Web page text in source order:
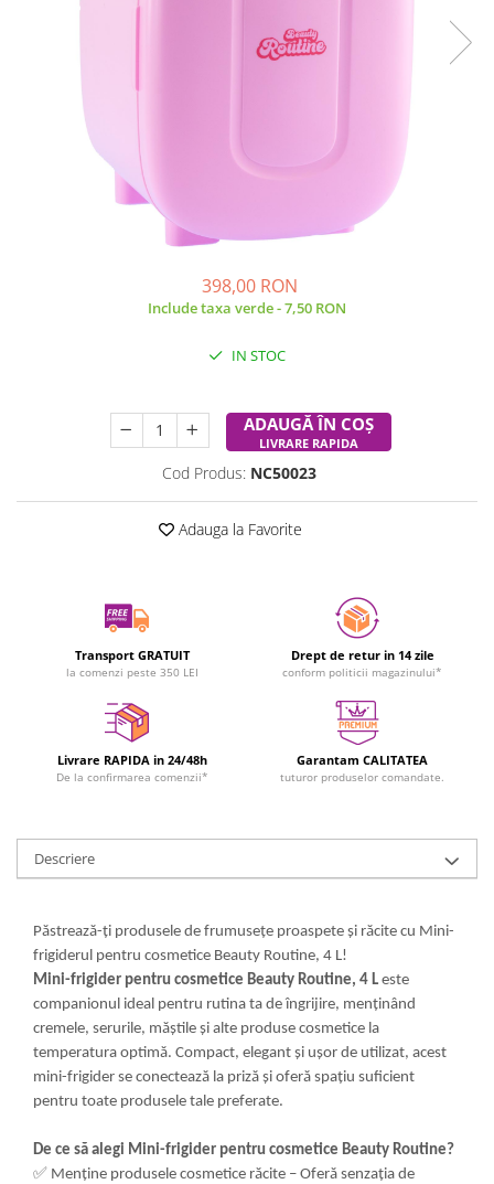
398,00 RON
Include taxa verde - 7,50 RON
IN STOC
ADAUGĂ ÎN COȘ
LIVRARE RAPIDA
Cod Produs: NC50023
Adauga la Favorite
Transport GRATUIT
la comenzi peste 350 LEI
Drept de retur in 14 zile
conform politicii magazinului*
Livrare RAPIDA in 24/48h
De la confirmarea comenzii*
Garantam CALITATEA
tuturor produselor comandate.
Descriere
Păstrează-ți produsele de frumusețe proaspete și răcite cu Mini-
frigiderul pentru cosmetice Beauty Routine, 4 L!
Mini-frigider pentru cosmetice Beauty Routine, 4 L este
companionul ideal pentru rutina ta de îngrijire, menținând
cremele, serurile, măștile și alte produse cosmetice la
temperatura optimă. Compact, elegant și ușor de utilizat, acest
mini-frigider se conectează la priză și oferă spațiu suficient
pentru toate produsele tale preferate.
De ce să alegi Mini-frigider pentru cosmetice Beauty Routine?
✅ Menține produsele cosmetice răcite – Oferă senzația de